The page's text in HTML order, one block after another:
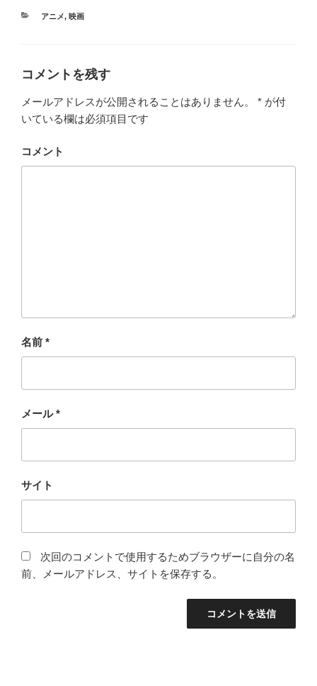
カ
アニメ, 映画
コメントを残す
メールアドレスが公開されることはありません。 * が付
いている欄は必須項目です
コメント
名前 *
メール*
サイト
次回のコメントで使用するためブラウザーに自分の名
前、メールアドレス、サイトを保存する。